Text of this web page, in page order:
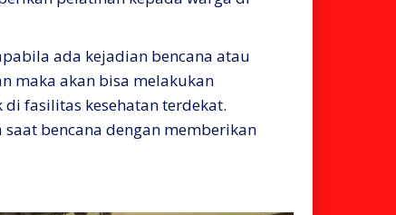
ada kejadian bencana atau
maka akan bisa melakukan
fasilitas kesehatan terdekat.
bencana dengan memberikan